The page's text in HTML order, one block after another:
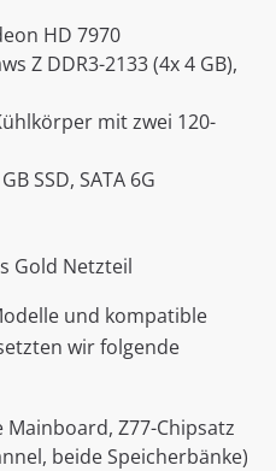
HD 7970
Z DDR3-2133 (4x 4 GB),
mit zwei 120-
SSD, SATA 6G
Gold Netzteil
und kompatible
wir folgende
Mainboard, Z77-Chipsatz
beide Speicherbänke)